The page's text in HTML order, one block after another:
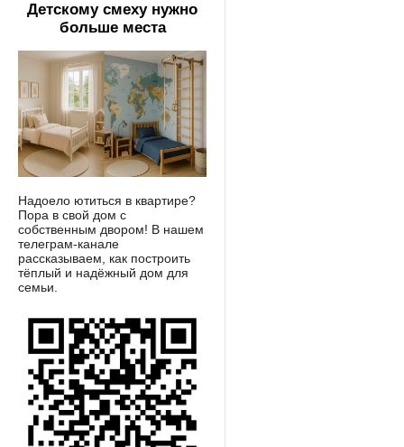
Детскому смеху нужно
больше места
Надоело ютиться в квартире?
Пора в свой дом с
собственным двором! В нашем
телеграм-канале
рассказываем, как построить
тёплый и надёжный дом для
семьи.